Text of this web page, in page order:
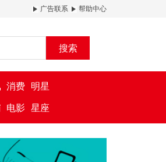
广告联系 帮助中心
搜索
消费 明星
电影 星座